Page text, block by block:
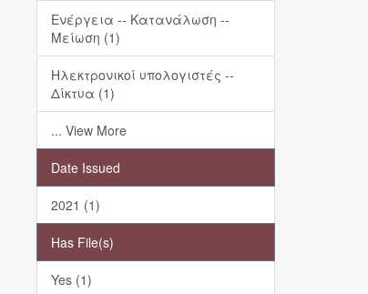
Ενέργεια -- Κατανάλωση --
Μείωση (1)
Ηλεκτρονικοί υπολογιστές --
Δίκτυα (1)
... View More
Date Issued
2021 (1)
Has File(s)
Yes (1)